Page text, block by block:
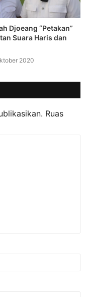
Djoeang “Petakan”
Suara Haris dan
2020
Ruas